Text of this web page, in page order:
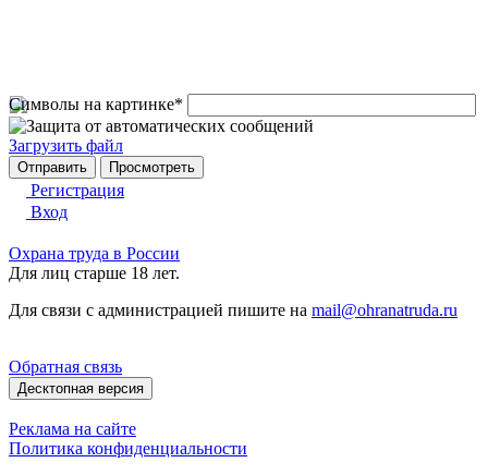
Символы на картинке*
Загрузить файл
Регистрация
Вход
Охрана труда в России
Для лиц старше 18 лет.
Для связи с администрацией пишите на mail@ohranatruda.ru
Обратная связь
Десктопная версия
Реклама на сайте
Политика конфиденциальности